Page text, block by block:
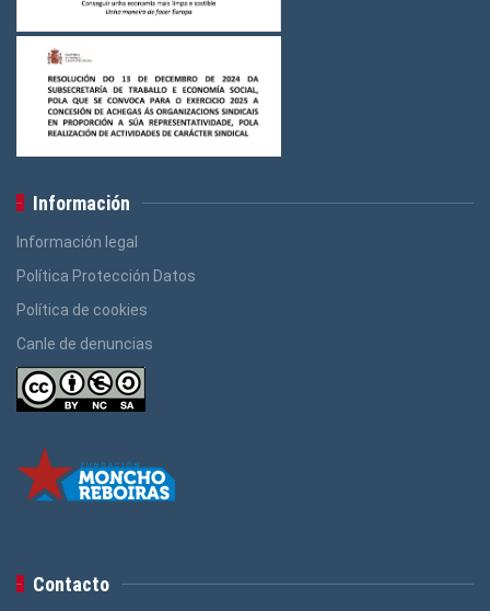
Información
Información legal
Política Protección Datos
Política de cookies
Canle de denuncias
Contacto